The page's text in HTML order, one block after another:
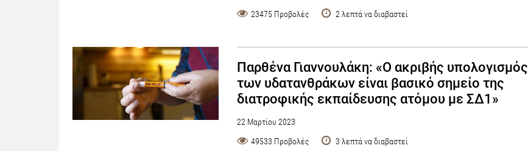
23475 Προβολές
2 λεπτά να διαβαστεί
Παρθένα Γιαννουλάκη: «Ο ακριβής υπολογισμός
των υδατανθράκων είναι βασικό σημείο της
διατροφικής εκπαίδευσης ατόμου με ΣΔ1»
22 Μαρτίου 2023
49533 Προβολές
3 λεπτά να διαβαστεί